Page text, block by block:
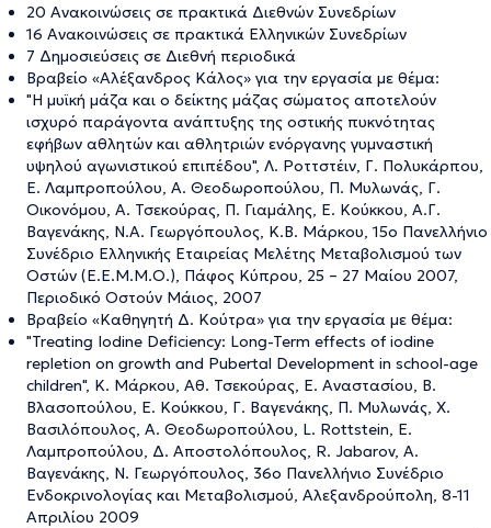
20 Ανακοινώσεις σε πρακτικά Διεθνών Συνεδρίων
16 Ανακοινώσεις σε πρακτικά Ελληνικών Συνεδρίων
7 Δημοσιεύσεις σε Διεθνή περιοδικά
Βραβείο «Αλέξανδρος Κάλος» για την εργασία με θέμα:
"Η μυϊκή μάζα και ο δείκτης μάζας σώματος αποτελούν
ισχυρό παράγοντα ανάπτυξης της οστικής πυκνότητας
εφήβων αθλητών και αθλητριών ενόργανης γυμναστική
υψηλού αγωνιστικού επιπέδου", Λ. Ροττστέιν, Γ. Πολυκάρπου,
Ε. Λαμπροπούλου, Α. Θεοδωροπούλου, Π. Μυλωνάς, Γ.
Οικονόμου, Α. Τσεκούρας, Π. Γιαμάλης, Ε. Κούκκου, Α.Γ.
Βαγενάκης, Ν.Α. Γεωργόπουλος, Κ.Β. Μάρκου, 15ο Πανελλήνιο
Συνέδριο Ελληνικής Εταιρείας Μελέτης Μεταβολισμού των
Οστών (Ε.Ε.Μ.Μ.Ο.), Πάφος Κύπρου, 25 – 27 Μαίου 2007,
Περιοδικό Οστούν Μάιος, 2007
Βραβείο «Καθηγητή Δ. Κούτρα» για την εργασία με θέμα:
"Treating Iodine Deficiency: Long-Term effects of iodine
repletion on growth and Pubertal Development in school-age
children", Κ. Μάρκου, Αθ. Τσεκούρας, Ε. Αναστασίου, Β.
Βλασοπούλου, Ε. Κούκκου, Γ. Βαγενάκης, Π. Μυλωνάς, Χ.
Βασιλόπουλος, Α. Θεοδωροπούλου, L. Rottstein, Ε.
Λαμπροπούλου, Δ. Αποστολόπουλος, R. Jabarov, Α.
Βαγενάκης, Ν. Γεωργόπουλος, 36o Πανελλήνιο Συνέδριο
Ενδοκρινολογίας και Μεταβολισμού, Αλεξανδρούπολη, 8-11
Απριλίου 2009